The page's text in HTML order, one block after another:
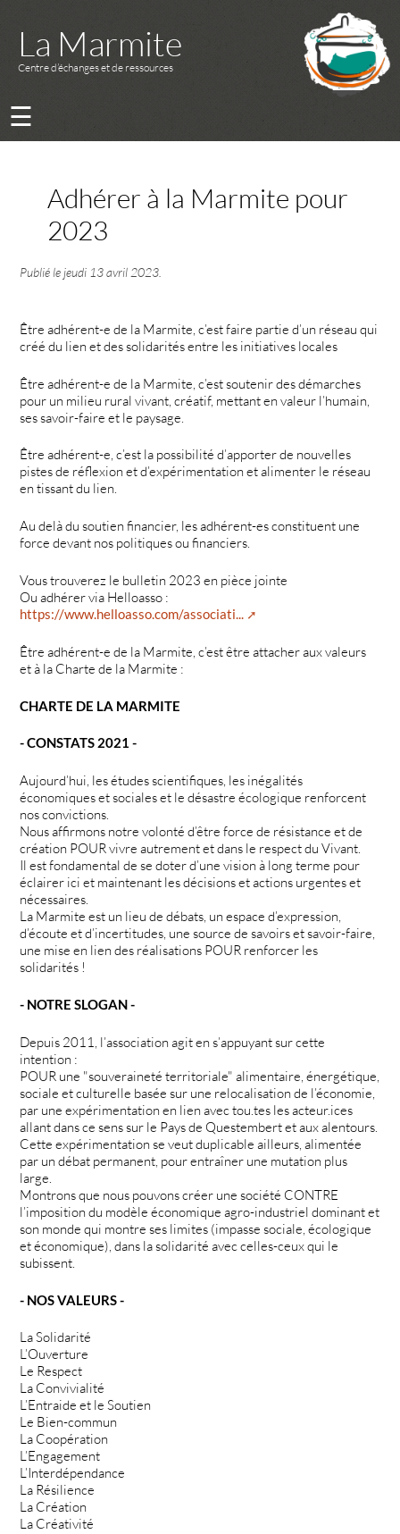
La Marmite
Centre d’échanges et de ressources
☰
Adhérer à la Marmite pour
2023
Publié le jeudi 13 avril 2023
Être adhérent-e de la Marmite, c’est faire partie d’un réseau qui
créé du lien et des solidarités entre les initiatives locales
Être adhérent-e de la Marmite, c’est soutenir des démarches
pour un milieu rural vivant, créatif, mettant en valeur l’humain,
ses savoir-faire et le paysage.
Être adhérent-e, c’est la possibilité d’apporter de nouvelles
pistes de réflexion et d’expérimentation et alimenter le réseau
en tissant du lien.
Au delà du soutien financier, les adhérent-es constituent une
force devant nos politiques ou financiers.
Vous trouverez le bulletin 2023 en pièce jointe
Ou adhérer via Helloasso :
https://www.helloasso.com/associati...
Être adhérent-e de la Marmite, c’est être attacher aux valeurs
et à la Charte de la Marmite :
CHARTE DE LA MARMITE
- CONSTATS 2021 -
Aujourd’hui, les études scientifiques, les inégalités
économiques et sociales et le désastre écologique renforcent
nos convictions.
Nous affirmons notre volonté d’être force de résistance et de
création POUR vivre autrement et dans le respect du Vivant.
Il est fondamental de se doter d’une vision à long terme pour
éclairer ici et maintenant les décisions et actions urgentes et
nécessaires.
La Marmite est un lieu de débats, un espace d’expression,
d’écoute et d’incertitudes, une source de savoirs et savoir-faire,
une mise en lien des réalisations POUR renforcer les
solidarités !
- NOTRE SLOGAN -
Depuis 2011, l’association agit en s’appuyant sur cette
intention :
POUR une "souveraineté territoriale" alimentaire, énergétique,
sociale et culturelle basée sur une relocalisation de l’économie,
par une expérimentation en lien avec tou.tes les acteur.ices
allant dans ce sens sur le Pays de Questembert et aux alentours.
Cette expérimentation se veut duplicable ailleurs, alimentée
par un débat permanent, pour entraîner une mutation plus
large.
Montrons que nous pouvons créer une société CONTRE
l’imposition du modèle économique agro-industriel dominant et
son monde qui montre ses limites (impasse sociale, écologique
et économique), dans la solidarité avec celles-ceux qui le
subissent.
- NOS VALEURS -
La Solidarité
L’Ouverture
Le Respect
La Convivialité
L’Entraide et le Soutien
Le Bien-commun
La Coopération
L’Engagement
L’Interdépendance
La Résilience
La Création
La Créativité